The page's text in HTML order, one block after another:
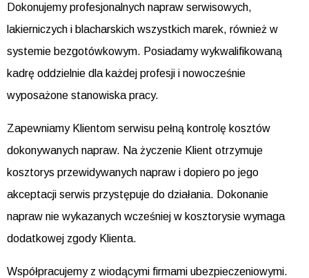
Dokonujemy profesjonalnych napraw serwisowych,
lakierniczych i blacharskich wszystkich marek, również w
systemie bezgotówkowym. Posiadamy wykwalifikowaną
kadrę oddzielnie dla każdej profesji i nowocześnie
wyposażone stanowiska pracy.
Zapewniamy Klientom serwisu pełną kontrolę kosztów
dokonywanych napraw. Na życzenie Klient otrzymuje
kosztorys przewidywanych napraw i dopiero po jego
akceptacji serwis przystępuje do działania. Dokonanie
napraw nie wykazanych wcześniej w kosztorysie wymaga
dodatkowej zgody Klienta.
Współpracujemy z wiodącymi firmami ubezpieczeniowymi.